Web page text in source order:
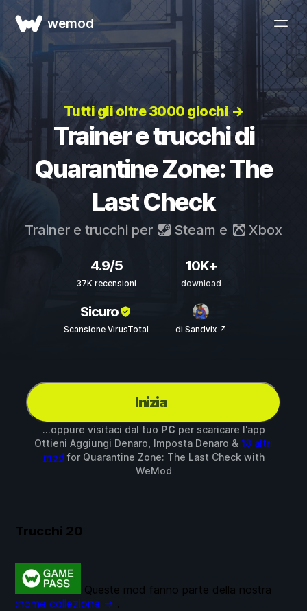
wemod
Tutti gli oltre 3000 giochi →
Trainer e trucchi di
Quarantine Zone: The
Last Check
Trainer e trucchi per Steam e Xbox
4.9/5
37K recensioni
10K+
download
Sicuro
Scansione VirusTotal di Sandvix ↗
Inizia
...oppure visitaci dal tuo PC per scaricare l'app
Ottieni Aggiungi Denaro, Imposta Denaro & 18 altri
mod for Quarantine Zone: The Last Check with
WeMod
Trucchi 20
Queste mod fanno parte della nostra
:nome collezione → .